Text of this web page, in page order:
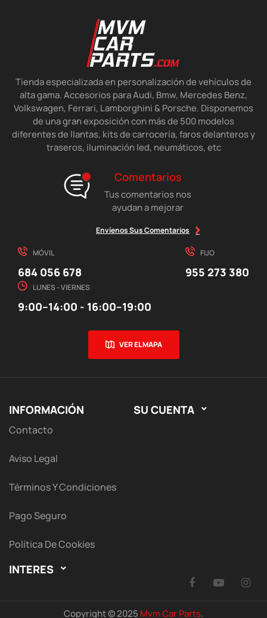
Tienda especializada en personalización de vehículos de
alta gama. Accesorios para Audi, Bmw, Mercedes Benz,
Volkswagen, Ferrari, Lamborghini & Porsche. Disponemos
de una gran exposición con más de 500 modelos
diferentes de llantas, kits de carrocería, faros delanteros y
traseros, iluminación led, neumáticos, etc
Comentarios
Tus comentarios nos
ayudan a mejorar
Envíenos Sus Comentarios
MÓVIL
684 056 678
FIJO
955 273 380
LUNES - VIERNES
9:00–14:00 - 16:00–19:00
VER EL MAPA
INFORMACIÓN
Contacto
Aviso Legal
Términos Y Condiciones
Pago Seguro
Política De Cookies
SU CUENTA 
INTERES 
Facebook
Copyright © 2025 Mvm Car Parts.